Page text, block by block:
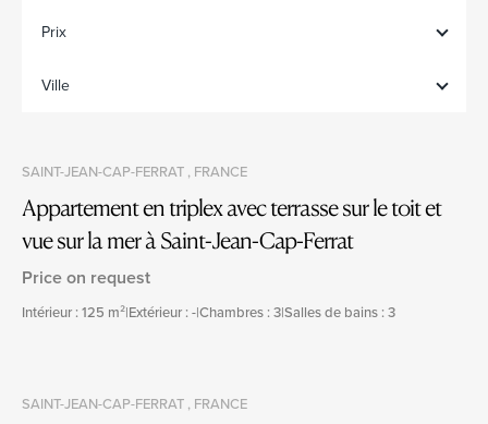
Prix
Ville
SAINT-JEAN-CAP-FERRAT , FRANCE
Appartement en triplex avec terrasse sur le toit et
vue sur la mer à Saint-Jean-Cap-Ferrat
Price on request
Intérieur : 125 m²|Extérieur : -|Chambres : 3|Salles de bains : 3
SAINT-JEAN-CAP-FERRAT , FRANCE